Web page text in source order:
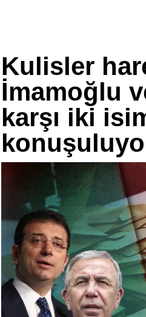
Kulisler
İmamoğlu
karşı iki